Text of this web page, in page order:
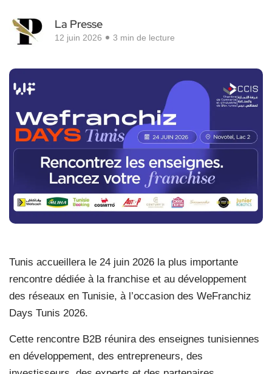
La Presse
12 juin 2026 3 min de lecture
Tunis accueillera le 24 juin 2026 la plus importante
rencontre dédiée à la franchise et au développement
des réseaux en Tunisie, à l’occasion des WeFranchiz
Days Tunis 2026.
Cette rencontre B2B réunira des enseignes tunisiennes
en développement, des entrepreneurs, des